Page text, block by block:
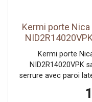
Kermi porte
verre de
Kermi porte
NID2R14020VPK
serrure avec paroi
encadrée avec
ouverture d'un